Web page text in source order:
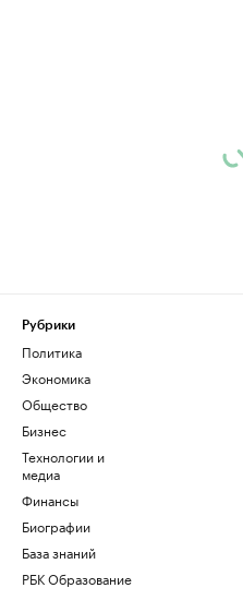
Рубрики
Политика
Экономика
Общество
Бизнес
Технологии и
медиа
Финансы
Биографии
База знаний
РБК Образование